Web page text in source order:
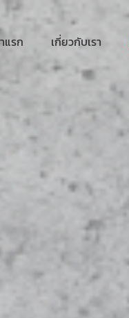
แรก เกี่ยวกับเรา